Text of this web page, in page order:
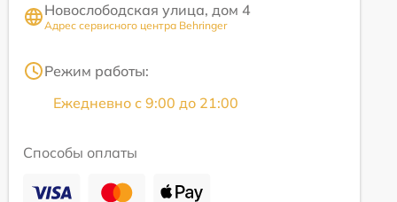
Новослободская улица, дом 4
Адрес сервисного центра Behringer
Режим работы:
Ежедневно с 9:00 до 21:00
Способы оплаты